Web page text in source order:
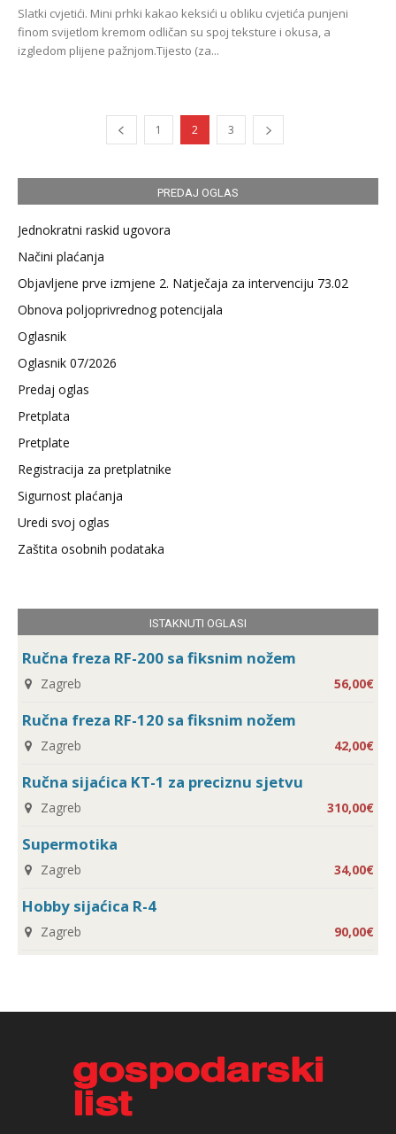
Slatki cvjetići. Mini prhki kakao keksići u obliku cvjetića punjeni
finom svijetlom kremom odličan su spoj teksture i okusa, a
izgledom plijene pažnjom.Tijesto (za...
1 2 3
PREDAJ OGLAS
Jednokratni raskid ugovora
Načini plaćanja
Objavljene prve izmjene 2. Natječaja za intervenciju 73.02
Obnova poljoprivrednog potencijala
Oglasnik
Oglasnik 07/2026
Predaj oglas
Pretplata
Pretplate
Registracija za pretplatnike
Sigurnost plaćanja
Uredi svoj oglas
Zaštita osobnih podataka
ISTAKNUTI OGLASI
Ručna freza RF-200 sa fiksnim nožem
Zagreb 56,00€
Ručna freza RF-120 sa fiksnim nožem
Zagreb 42,00€
Ručna sijaćica KT-1 za preciznu sjetvu
Zagreb 310,00€
Supermotika
Zagreb 34,00€
Hobby sijaćica R-4
Zagreb 90,00€